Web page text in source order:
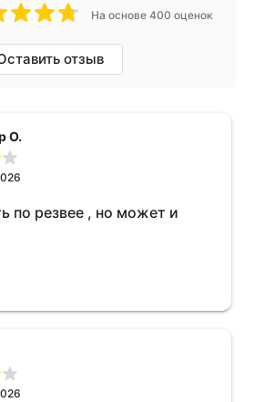
На основе 400 оценок
отзыв
О.
по резвее , но может и